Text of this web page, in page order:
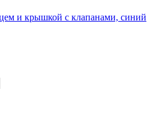
и крышкой с клапанами, синий